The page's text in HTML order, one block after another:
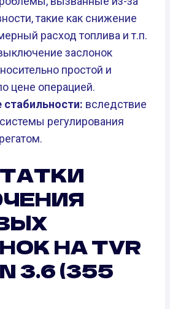
такие как снижение
расход топлива и т.п.
заслонок
простой и
цене операцией.
стабильности: вследствие
регулирования
НА TVR
3.6 (355